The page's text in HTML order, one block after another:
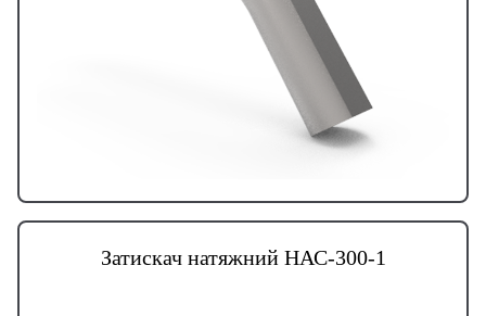
Затискач натяжний НАС-300-1